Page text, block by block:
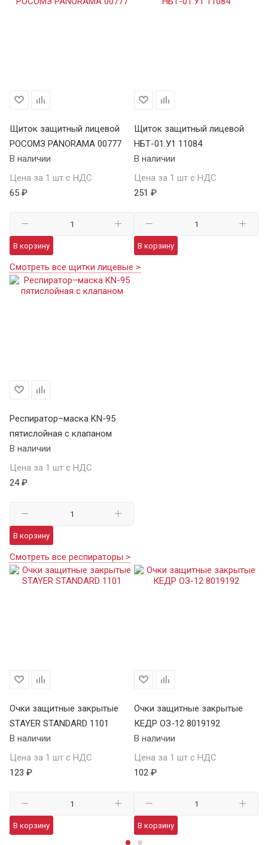
Щиток защитный лицевой
РОСОМЗ PANORAMA 00777
В наличии
Цена за 1 шт с НДС
65 ₽
В корзину
Щиток защитный лицевой
НБТ-01.У1 11084
В наличии
Цена за 1 шт с НДС
251 ₽
В корзину
Смотреть все щитки лицевые >
Респиратор–маска KN-95
пятислойная с клапаном
В наличии
Цена за 1 шт с НДС
24 ₽
В корзину
Смотреть все респираторы >
Очки защитные закрытые
STAYER STANDARD 1101
В наличии
Цена за 1 шт с НДС
123 ₽
В корзину
Очки защитные закрытые
КЕДР ОЗ-12 8019192
В наличии
Цена за 1 шт с НДС
102 ₽
В корзину